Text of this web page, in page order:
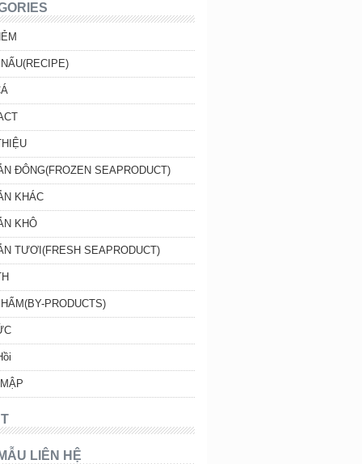
ĐÔNG(FROZEN SEAPRODUCT)
KHÁC
KHÔ
TƯƠI(FRESH SEAPRODUCT)
PRODUCTS)
LIÊN HỆ